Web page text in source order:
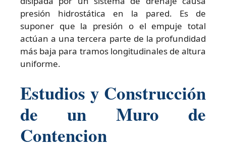
presión hidrostática en la pared. Es de
suponer que la presión o el empuje total
actúan a una tercera parte de la profundidad
más baja para tramos longitudinales de altura
uniforme.
Estudios y Construcción
de un Muro de
Contencion